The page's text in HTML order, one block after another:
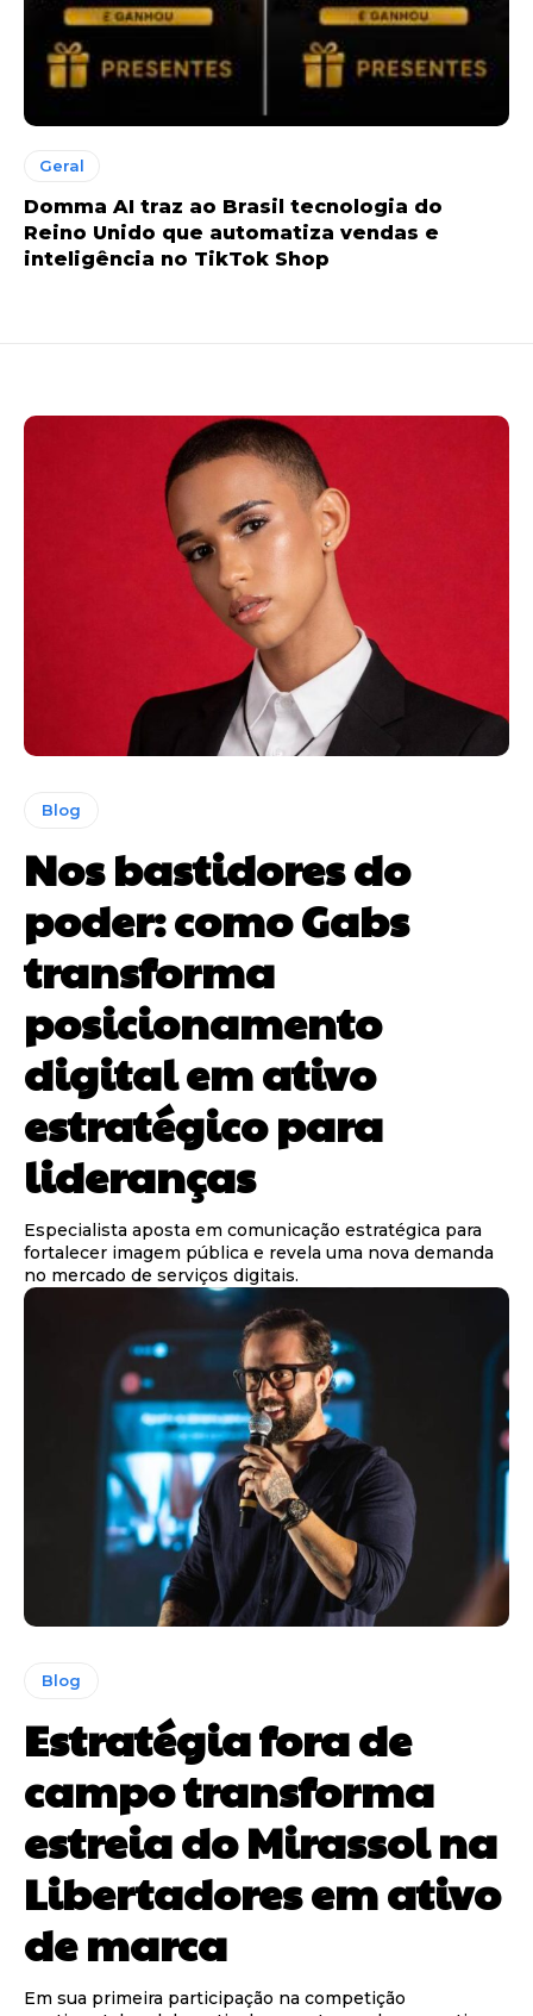
Geral
Domma AI traz ao Brasil tecnologia do
Reino Unido que automatiza vendas e
inteligência no TikTok Shop
Blog
Nos bastidores do
poder: como Gabs
transforma
posicionamento
digital em ativo
estratégico para
lideranças
Especialista aposta em comunicação estratégica para
fortalecer imagem pública e revela uma nova demanda
no mercado de serviços digitais.
Blog
Estratégia fora de
campo transforma
estreia do Mirassol na
Libertadores em ativo
de marca
Em sua primeira participação na competição